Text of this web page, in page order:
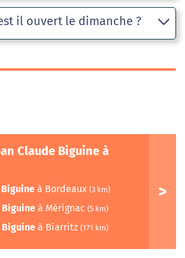
il ouvert le dimanche ?
Claude Biguine à
Biguine à Bordeaux (3 km)
Biguine à Mérignac (5 km)
Biguine à Biarritz (171 km)